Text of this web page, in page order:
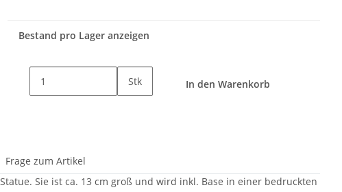
Bestand pro Lager anzeigen
Stk In den Warenkorb
Frage zum Artikel
Sie ist ca. 13 cm groß und wird inkl. Base in einer bedruckten